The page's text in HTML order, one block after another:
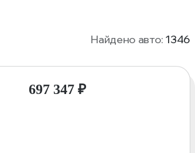
Найдено авто: 1346
697 347 ₽